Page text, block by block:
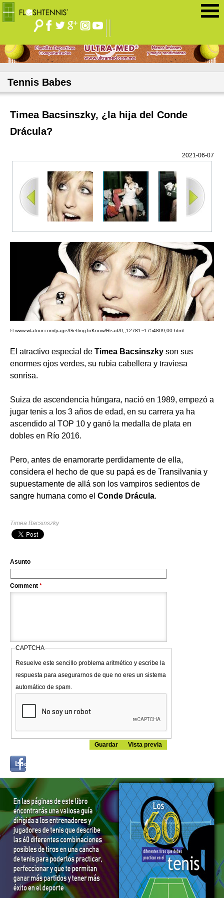
Tennis Babes
Timea Bacsinszky, ¿la hija del Conde
Drácula?
2021-06-07
© www.wtatour.com/page/GettingToKnow/Read/0,,12781~1754809,00.html
El atractivo especial de Timea Bacsinszky son sus
enormes ojos verdes, su rubia cabellera y traviesa
sonrisa.
Suiza de ascendencia húngara, nació en 1989, empezó a
jugar tenis a los 3 años de edad, en su carrera ya ha
ascendido al TOP 10 y ganó la medalla de plata en
dobles en Río 2016.
Pero, antes de enamorarte perdidamente de ella,
considera el hecho de que su papá es de Transilvania y
supuestamente de allá son los vampiros sedientos de
sangre humana como el Conde Drácula.
Timea Bacsinszky
Asunto
Comment *
CAPTCHA
Resuelve este sencillo problema aritmético y escribe la
respuesta para asegurarnos de que no eres un sistema
automático de spam.
Log in with...